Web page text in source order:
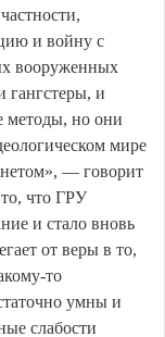
и войну с
вооруженных
и
методы, но они
мире
— говорит
что ГРУ
и стало вновь
от веры в то,
то
умны и
слабости